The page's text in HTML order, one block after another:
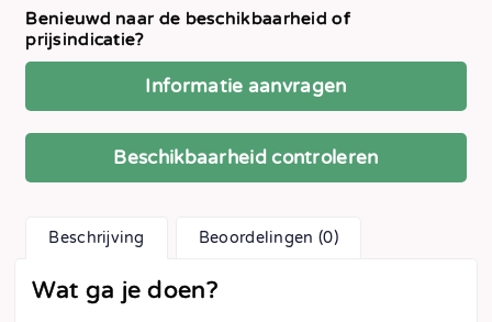
Benieuwd naar de beschikbaarheid of
prijsindicatie?
Informatie aanvragen
Beschikbaarheid controleren
Beschrijving Beoordelingen (0)
Wat ga je doen?